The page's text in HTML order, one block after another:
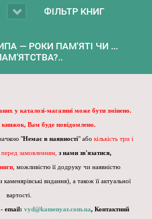
ФІЛЬТР КНИГ
— РОКИ ПАМ'ЯТІ ЧИ ...
у каталозі-магазині може бути змінено.
книжок, Вам буде повідомлено.
"Немає в наявності" або кількість три і
замовленням, з нами зв'язатися,
, можливістю її додруку чи наявністю
каменярівські видання), а також її актуальної
вартості.
email: vyd@kamenyar.com.ua, Контактний